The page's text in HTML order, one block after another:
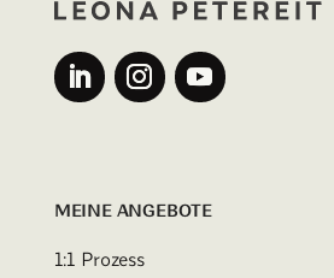
MEINE ANGEBOTE
1:1 Prozess